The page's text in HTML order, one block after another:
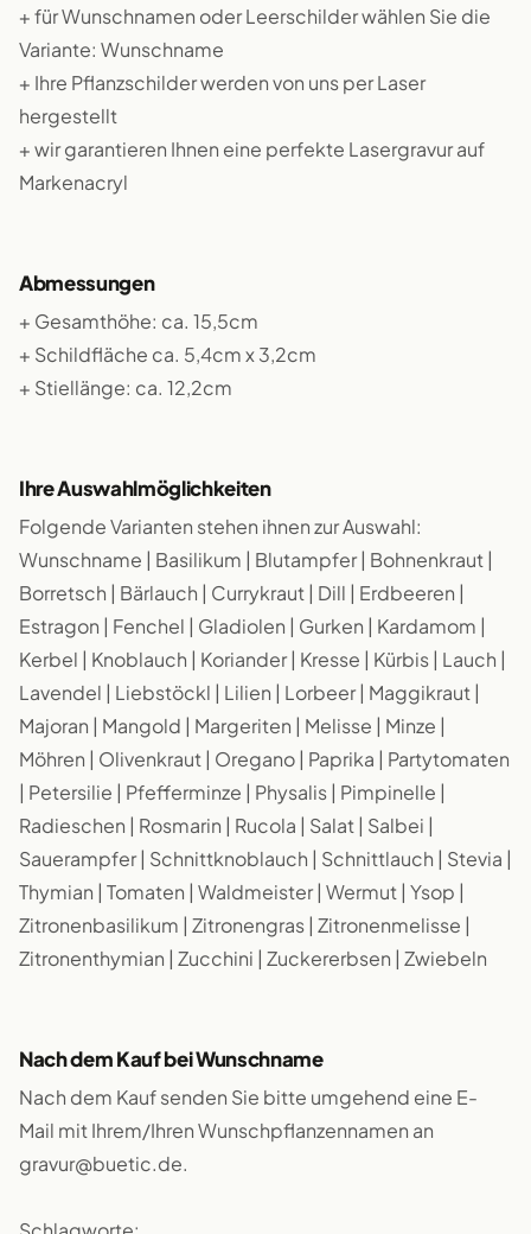
+ für Wunschnamen oder Leerschilder wählen Sie die
Variante: Wunschname
+ Ihre Pflanzschilder werden von uns per Laser
hergestellt
+ wir garantieren Ihnen eine perfekte Lasergravur auf
Markenacryl
Abmessungen
+ Gesamthöhe: ca. 15,5cm
+ Schildfläche ca. 5,4cm x 3,2cm
+ Stiellänge: ca. 12,2cm
Ihre Auswahlmöglichkeiten
Folgende Varianten stehen ihnen zur Auswahl:
Wunschname | Basilikum | Blutampfer | Bohnenkraut |
Borretsch | Bärlauch | Currykraut | Dill | Erdbeeren |
Estragon | Fenchel | Gladiolen | Gurken | Kardamom |
Kerbel | Knoblauch | Koriander | Kresse | Kürbis | Lauch |
Lavendel | Liebstöckl | Lilien | Lorbeer | Maggikraut |
Majoran | Mangold | Margeriten | Melisse | Minze |
Möhren | Olivenkraut | Oregano | Paprika | Partytomaten
| Petersilie | Pfefferminze | Physalis | Pimpinelle |
Radieschen | Rosmarin | Rucola | Salat | Salbei |
Sauerampfer | Schnittknoblauch | Schnittlauch | Stevia |
Thymian | Tomaten | Waldmeister | Wermut | Ysop |
Zitronenbasilikum | Zitronengras | Zitronenmelisse |
Zitronenthymian | Zucchini | Zuckererbsen | Zwiebeln
Nach dem Kauf bei Wunschname
Nach dem Kauf senden Sie bitte umgehend eine E-
Mail mit Ihrem/Ihren Wunschpflanzennamen an
gravur@buetic.de.